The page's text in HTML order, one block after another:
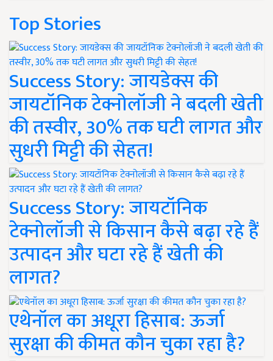
Top Stories
Success Story: जायडेक्स की
जायटॉनिक टेक्नोलॉजी ने बदली खेती
की तस्वीर, 30% तक घटी लागत और
सुधरी मिट्टी की सेहत!
Success Story: जायटॉनिक
टेक्नोलॉजी से किसान कैसे बढ़ा रहे हैं
उत्पादन और घटा रहे हैं खेती की
लागत?
एथेनॉल का अधूरा हिसाब: ऊर्जा
सुरक्षा की कीमत कौन चुका रहा है?